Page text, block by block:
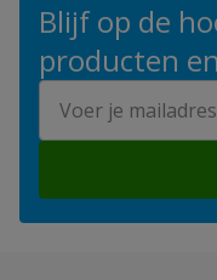
Blijf op de
producten